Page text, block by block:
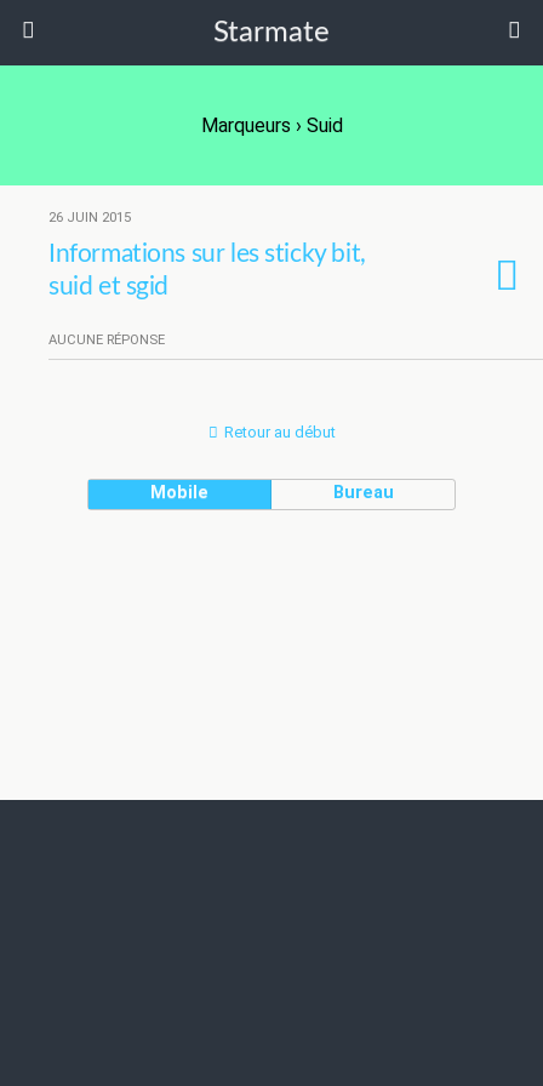
Starmate
Marqueurs › Suid
26 JUIN 2015
Informations sur les sticky bit,
suid et sgid
AUCUNE RÉPONSE
Retour au début
Mobile Bureau